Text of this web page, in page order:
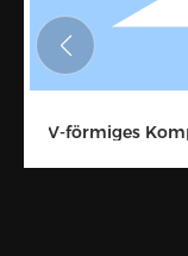
V-förmiges